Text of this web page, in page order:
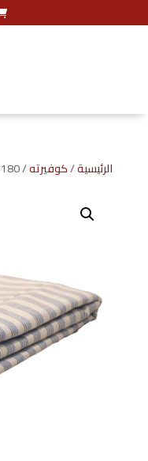
الرئيسية/كوفيرته/ 180*240 كوفيرتة